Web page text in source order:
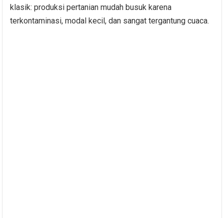
klasik: produksi pertanian mudah busuk karena
terkontaminasi, modal kecil, dan sangat tergantung cuaca.